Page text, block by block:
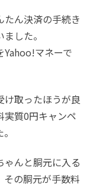
ん決済の手続き
した。
Yahoo!マネーで
け取ったほうが良
実質0円キャンペ
んと胴元に入る
その胴元が手数料